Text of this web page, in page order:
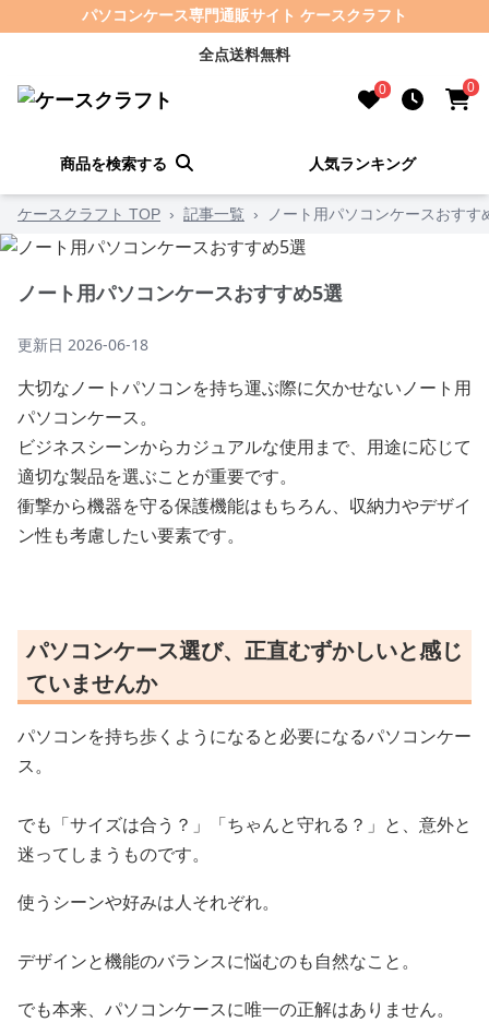
パソコンケース専門通販サイト ケースクラフト
全点送料無料
0 0
商品を検索する 人気ランキング
ケースクラフト TOP › 記事一覧 › ノート用パソコンケースおすす
ノート用パソコンケースおすすめ5選
更新日 2026-06-18
大切なノートパソコンを持ち運ぶ際に欠かせないノート用
パソコンケース。
ビジネスシーンからカジュアルな使用まで、用途に応じて
適切な製品を選ぶことが重要です。
衝撃から機器を守る保護機能はもちろん、収納力やデザイ
ン性も考慮したい要素です。
パソコンケース選び、正直むずかしいと感じ
ていませんか
パソコンを持ち歩くようになると必要になるパソコンケー
ス。
でも「サイズは合う？」「ちゃんと守れる？」と、意外と
迷ってしまうものです。
使うシーンや好みは人それぞれ。
デザインと機能のバランスに悩むのも自然なこと。
でも本来、パソコンケースに唯一の正解はありません。